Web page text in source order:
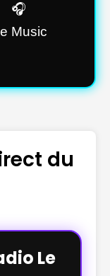
🎧
Music
du
Le